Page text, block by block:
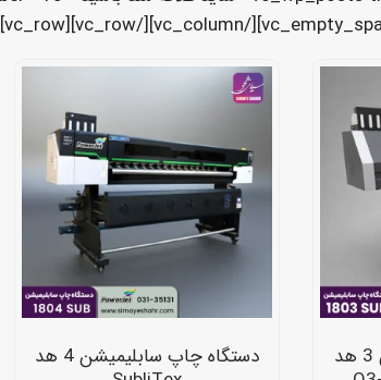
دستگاه چاپ سابلیمیشن 3 هد
دستگاه چاپ سابلیمیشن 4 هد